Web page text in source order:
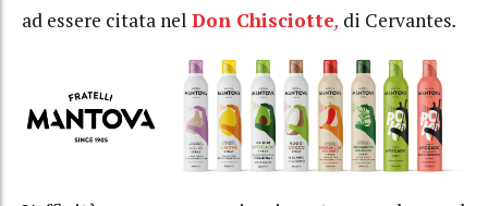
ad essere citata nel Don Chisciotte, di Cervantes.